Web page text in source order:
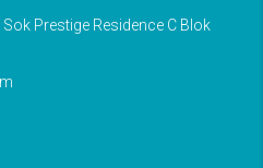
Prestige Residence C Blok